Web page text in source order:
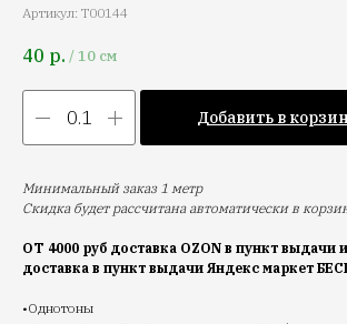
Артикул: T00144
40 р. /10 см
Добавить в
Минимальный заказ 1 метр
Скидка будет рассчитана автоматически в
ОТ 4000 руб доставка OZON в пункт выдачи
доставка в пункт выдачи Яндекс маркет
•Однотоны